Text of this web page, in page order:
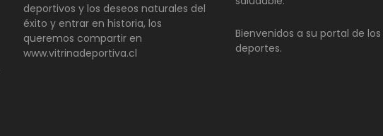
deportivos y los deseos naturales del
éxito y entrar en historia, los
queremos compartir en
www.vitrinadeportiva.cl
Bienvenidos a su portal de los
deportes.